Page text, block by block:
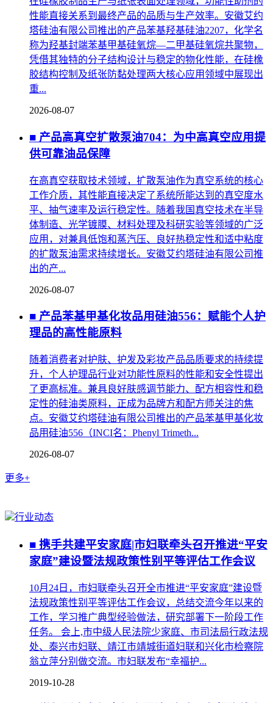
性能直接关系到最终产品的品质与生产效率。安徽艾约
塔硅油有限公司推出的产品苯基羟基硅油2207，化学名
称为羟基封端苯基甲基硅氧烷—二甲基硅氧烷共聚物，
凭借其独特的分子结构设计与稳定的物化性能，在硅橡
胶结构控制及纸张防黏处理两大核心应用领域中展现出
重...
2026-08-07
■ 产品高真空扩散泵油704：为中高真空应用提
供可靠油品保障
在高真空获取技术领域，扩散泵油作为真空系统的核心
工作介质，其性能直接决定了系统所能达到的真空度水
平、抽气速率及运行稳定性。随着我国真空技术在半导
体制造、光学镀膜、材料处理及科研实验等领域的广泛
应用，对兼具低饱和蒸汽压、良好热稳定性和适中粘度
的扩散泵油需求持续增长。安徽艾约塔硅油有限公司推
出的产...
2026-08-07
■ 产品苯基甲基化妆品用硅油556：赋能个人护
理品的高性能原料
随着消费者对护肤、护发及彩妆产品品质要求的持续提
升，个人护理品行业对功能性原料的性能和安全性提出
了更高标准。兼具良好肤感调节能力、配方相容性和稳
定性的硅油类原料，正成为品牌方和配方师关注的焦
点。安徽艾约塔硅油有限公司推出的产品苯基甲基化妆
品用硅油556（INCI名：Phenyl Trimeth...
2026-08-07
更多+
行业动态
■ 携手共建平安家庭|市妇联牵头召开推进“平安
家庭”建设暨法规政策性别平等评估工作会议
10月24日，市妇联牵头召开全市推进“平安家庭”建设暨
法规政策性别平等评估工作会议，总结交流今年以来的
工作，学习推广典型经验做法，研究部署下一阶段工作
任务。 会上,市中级人民法院少家庭、市司法局行政法规
处、泰兴市妇联、靖江市靖城街道妇联和兴化市检察院
翁立萍分别做交流。市妇联发布“幸福护...
2019-10-28